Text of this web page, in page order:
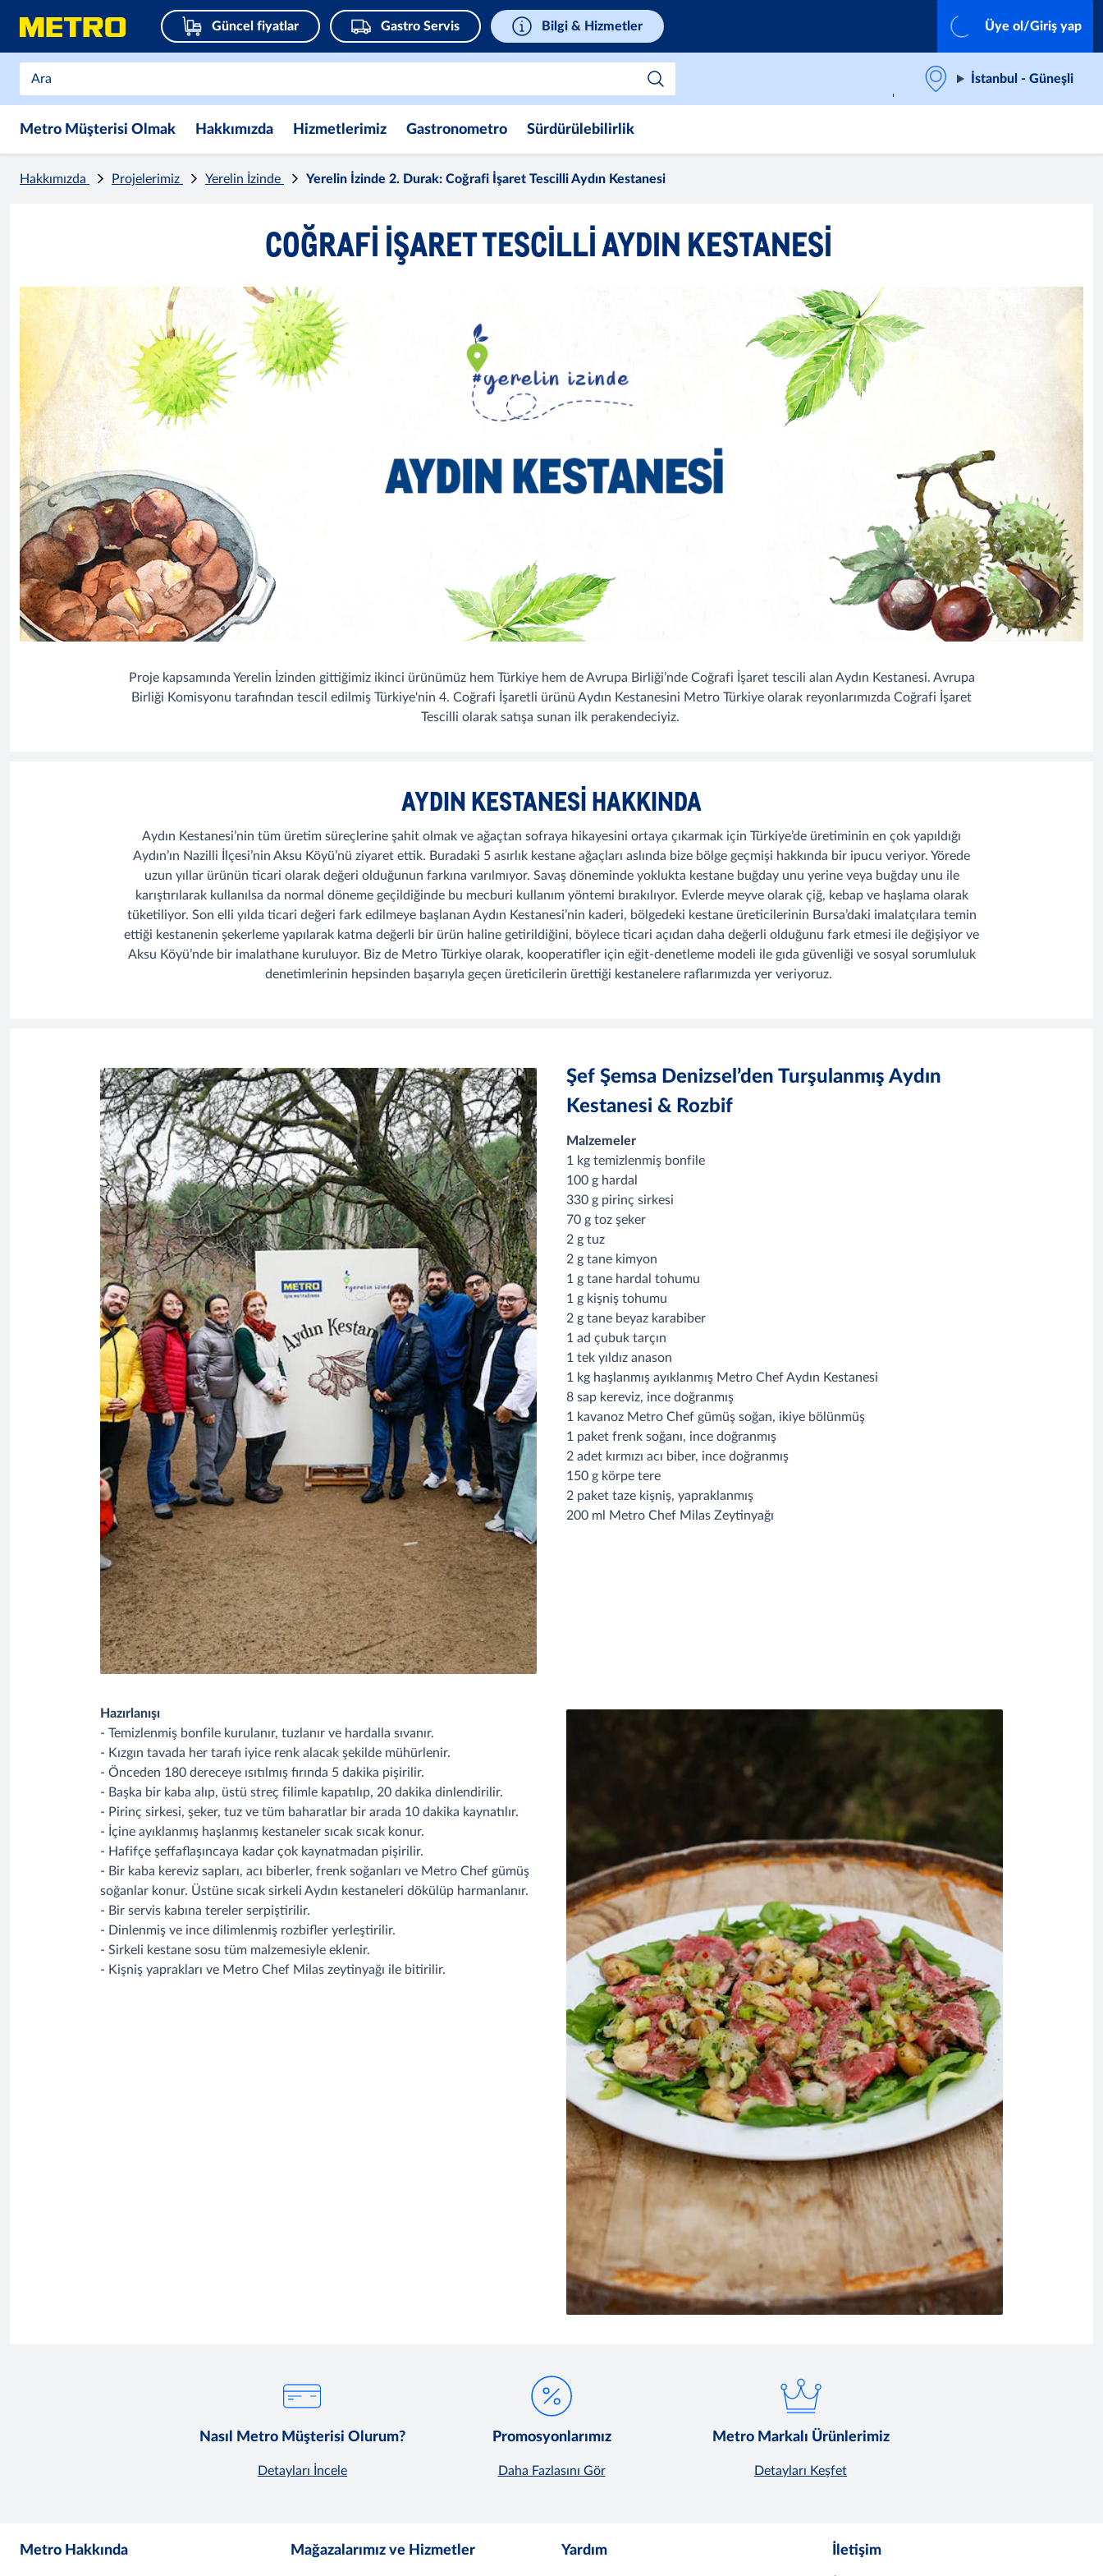
Güncel fiyatlar Gastro Servis Bilgi & Hizmetler Üye ol/Giriş yap
İstanbul - Güneşli
Metro Müşterisi Olmak Hakkımızda Hizmetlerimiz Gastronometro Sürdürülebilirlik
Hakkımızda Projelerimiz Yerelin İzinde Yerelin İzinde 2. Durak: Coğrafi İşaret Tescilli Aydın Kestanesi
COĞRAFI İŞARET TESCILLI AYDIN KESTANESI
Proje kapsamında Yerelin İzinden gittiğimiz ikinci ürünümüz hem Türkiye hem de Avrupa Birliği’nde Coğrafi İşaret tescili alan Aydın Kestanesi. Avrupa
Birliği Komisyonu tarafından tescil edilmiş Türkiye'nin 4. Coğrafi İşaretli ürünü Aydın Kestanesini Metro Türkiye olarak reyonlarımızda Coğrafi İşaret
Tescilli olarak satışa sunan ilk perakendeciyiz.
AYDIN KESTANESI HAKKINDA
Aydın Kestanesi’nin tüm üretim süreçlerine şahit olmak ve ağaçtan sofraya hikayesini ortaya çıkarmak için Türkiye’de üretiminin en çok yapıldığı
Aydın’ın Nazilli İlçesi’nin Aksu Köyü’nü ziyaret ettik. Buradaki 5 asırlık kestane ağaçları aslında bize bölge geçmişi hakkında bir ipucu veriyor. Yörede
uzun yıllar ürünün ticari olarak değeri olduğunun farkına varılmıyor. Savaş döneminde yoklukta kestane buğday unu yerine veya buğday unu ile
karıştırılarak kullanılsa da normal döneme geçildiğinde bu mecburi kullanım yöntemi bırakılıyor. Evlerde meyve olarak çiğ, kebap ve haşlama olarak
tüketiliyor. Son elli yılda ticari değeri fark edilmeye başlanan Aydın Kestanesi’nin kaderi, bölgedeki kestane üreticilerinin Bursa’daki imalatçılara temin
ettiği kestanenin şekerleme yapılarak katma değerli bir ürün haline getirildiğini, böylece ticari açıdan daha değerli olduğunu fark etmesi ile değişiyor ve
Aksu Köyü’nde bir imalathane kuruluyor. Biz de Metro Türkiye olarak, kooperatifler için eğit-denetleme modeli ile gıda güvenliği ve sosyal sorumluluk
denetimlerinin hepsinden başarıyla geçen üreticilerin ürettiği kestanelere raflarımızda yer veriyoruz.
Şef Şemsa Denizsel’den Turşulanmış Aydın
Kestanesi & Rozbif
Malzemeler
1 kg temizlenmiş bonfile
100 g hardal
330 g pirinç sirkesi
70 g toz şeker
2 g tuz
2 g tane kimyon
1 g tane hardal tohumu
1 g kişniş tohumu
2 g tane beyaz karabiber
1 ad çubuk tarçın
1 tek yıldız anason
1 kg haşlanmış ayıklanmış Metro Chef Aydın Kestanesi
8 sap kereviz, ince doğranmış
1 kavanoz Metro Chef gümüş soğan, ikiye bölünmüş
1 paket frenk soğanı, ince doğranmış
2 adet kırmızı acı biber, ince doğranmış
150 g körpe tere
2 paket taze kişniş, yapraklanmış
200 ml Metro Chef Milas Zeytinyağı
Hazırlanışı
- Temizlenmiş bonfile kurulanır, tuzlanır ve hardalla sıvanır.
- Kızgın tavada her tarafı iyice renk alacak şekilde mühürlenir.
- Önceden 180 dereceye ısıtılmış fırında 5 dakika pişirilir.
- Başka bir kaba alıp, üstü streç filimle kapatılıp, 20 dakika dinlendirilir.
- Pirinç sirkesi, şeker, tuz ve tüm baharatlar bir arada 10 dakika kaynatılır.
- İçine ayıklanmış haşlanmış kestaneler sıcak sıcak konur.
- Hafifçe şeffaflaşıncaya kadar çok kaynatmadan pişirilir.
- Bir kaba kereviz sapları, acı biberler, frenk soğanları ve Metro Chef gümüş
soğanlar konur. Üstüne sıcak sirkeli Aydın kestaneleri dökülüp harmanlanır.
- Bir servis kabına tereler serpiştirilir.
- Dinlenmiş ve ince dilimlenmiş rozbifler yerleştirilir.
- Sirkeli kestane sosu tüm malzemesiyle eklenir.
- Kişniş yaprakları ve Metro Chef Milas zeytinyağı ile bitirilir.
Nasıl Metro Müşterisi Olurum?
Detayları İncele
Promosyonlarımız
Daha Fazlasını Gör
Metro Markalı Ürünlerimiz
Detayları Keşfet
Metro Hakkında Mağazalarımız ve Hizmetler Yardım İletişim